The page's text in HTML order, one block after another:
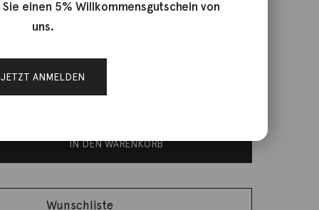
war: 540,00 €
390,00 €.
IN DEN WARENKORB
Wunschliste
einen 5% Willkommensgutschein von
uns.
JETZT ANMELDEN